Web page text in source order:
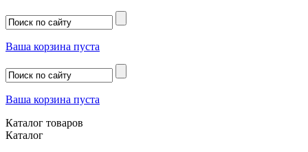
Ваша корзина пуста
Ваша корзина пуста
Каталог товаров
Каталог